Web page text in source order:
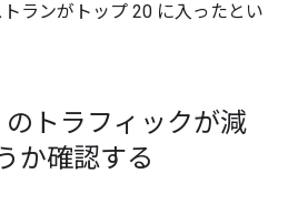
ランがトップ 20 に入ったとい
トラフィックが減
か確認する